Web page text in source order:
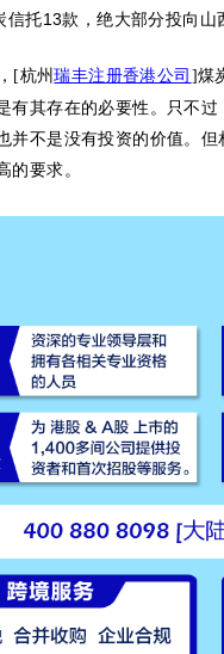
信托13款，绝大部分投向山
[杭州瑞丰注册香港公司 ]煤
有其存在的必要性。只不过
并不是没有投资的价值。
的要求。